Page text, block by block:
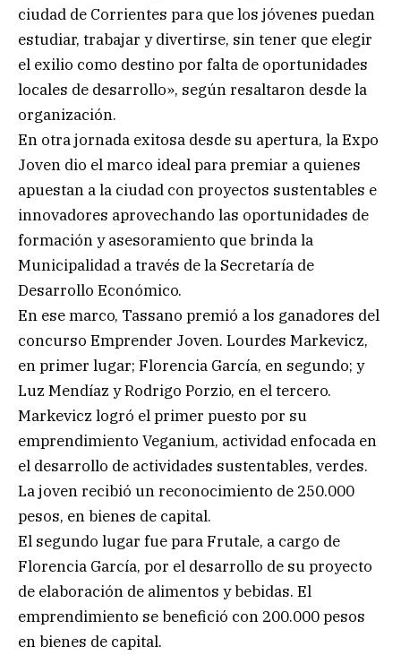
ciudad de Corrientes para que los jóvenes puedan
estudiar, trabajar y divertirse, sin tener que elegir
el exilio como destino por falta de oportunidades
locales de desarrollo», según resaltaron desde la
organización.
En otra jornada exitosa desde su apertura, la Expo
Joven dio el marco ideal para premiar a quienes
apuestan a la ciudad con proyectos sustentables e
innovadores aprovechando las oportunidades de
formación y asesoramiento que brinda la
Municipalidad a través de la Secretaría de
Desarrollo Económico.
En ese marco, Tassano premió a los ganadores del
concurso Emprender Joven. Lourdes Markevicz,
en primer lugar; Florencia García, en segundo; y
Luz Mendíaz y Rodrigo Porzio, en el tercero.
Markevicz logró el primer puesto por su
emprendimiento Veganium, actividad enfocada en
el desarrollo de actividades sustentables, verdes.
La joven recibió un reconocimiento de 250.000
pesos, en bienes de capital.
El segundo lugar fue para Frutale, a cargo de
Florencia García, por el desarrollo de su proyecto
de elaboración de alimentos y bebidas. El
emprendimiento se benefició con 200.000 pesos
en bienes de capital.